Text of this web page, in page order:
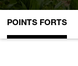
POINTS FORTS